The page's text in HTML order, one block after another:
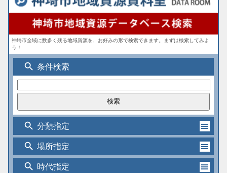
神埼市全域に数多く残る地域資源を、お好みの形で検索できます。まずは検索してみよ
う！
search 条件検索
search 分類指定
search 場所指定
search 時代指定